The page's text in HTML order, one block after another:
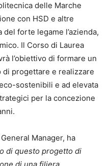
delle Marche
con HSD e altre
forte legame l’azienda,
Il Corso di Laurea
l’obiettivo di formare un
progettare e realizzare
sostenibili e ad elevata
per la concezione
Manager, ha
di questo progetto di